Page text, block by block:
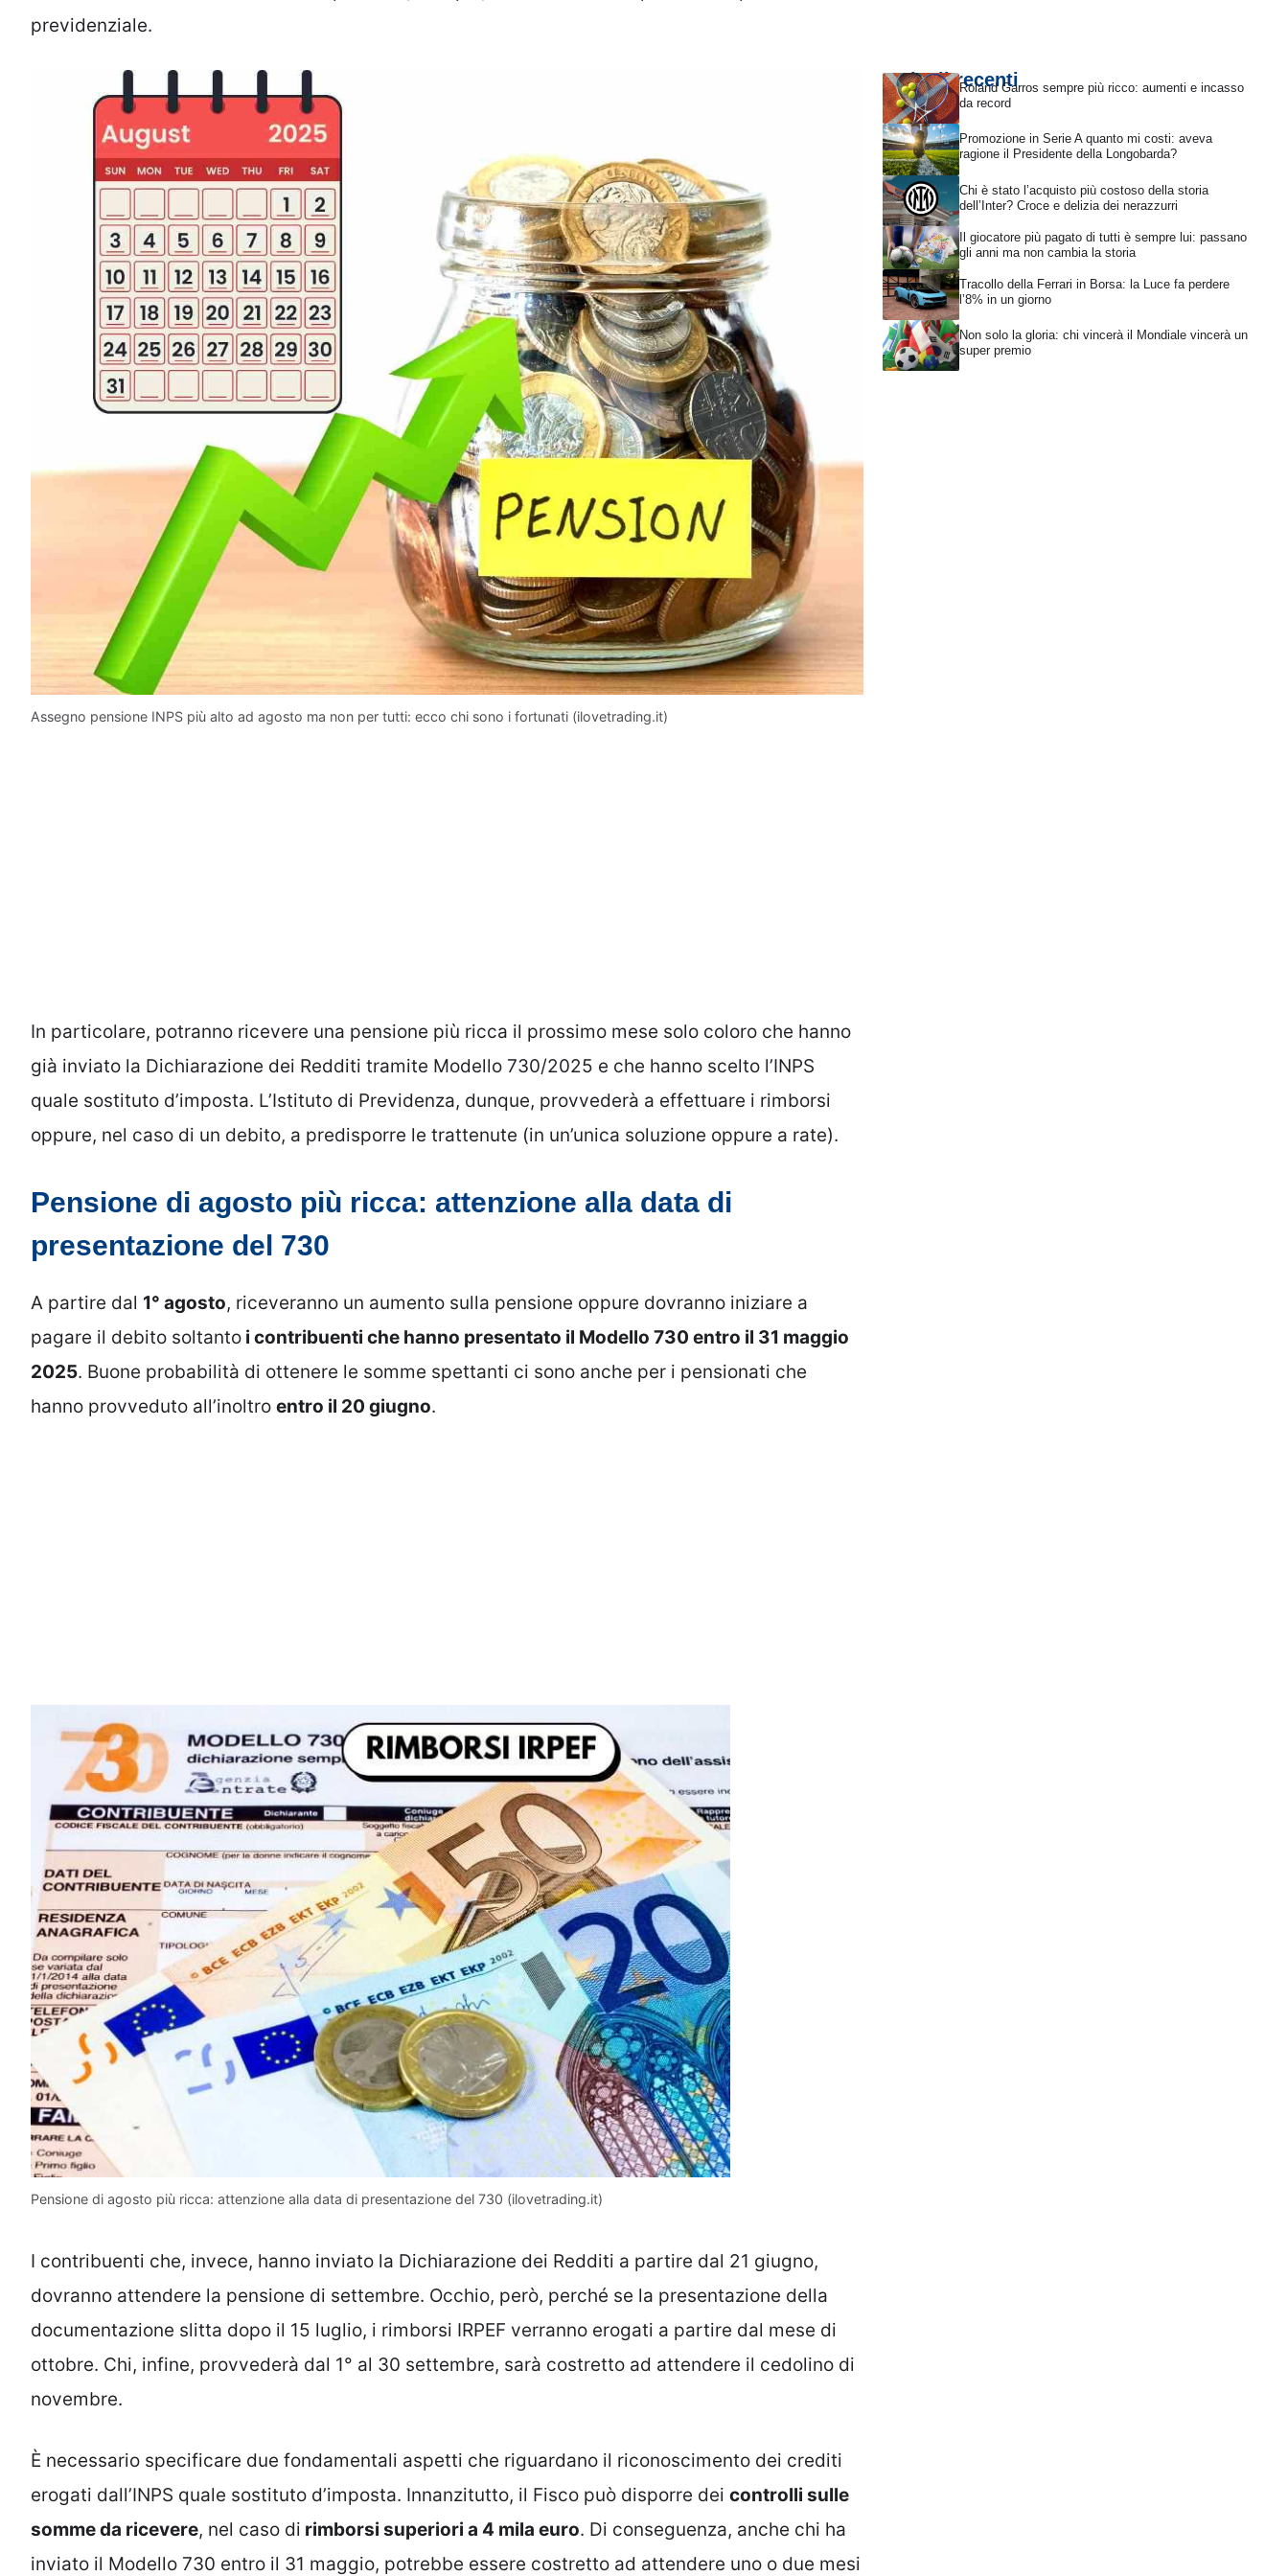
previdenziale.
Assegno pensione INPS più alto ad agosto ma non per tutti: ecco chi sono i fortunati (ilovetrading.it)
In particolare, potranno ricevere una pensione più ricca il prossimo mese solo coloro che hanno
già inviato la Dichiarazione dei Redditi tramite Modello 730/2025 e che hanno scelto l’INPS
quale sostituto d’imposta. L’Istituto di Previdenza, dunque, provvederà a effettuare i rimborsi
oppure, nel caso di un debito, a predisporre le trattenute (in un’unica soluzione oppure a rate).
Pensione di agosto più ricca: attenzione alla data di
presentazione del 730
A partire dal 1° agosto, riceveranno un aumento sulla pensione oppure dovranno iniziare a
pagare il debito soltanto i contribuenti che hanno presentato il Modello 730 entro il 31 maggio
2025. Buone probabilità di ottenere le somme spettanti ci sono anche per i pensionati che
hanno provveduto all’inoltro entro il 20 giugno.
Pensione di agosto più ricca: attenzione alla data di presentazione del 730 (ilovetrading.it)
I contribuenti che, invece, hanno inviato la Dichiarazione dei Redditi a partire dal 21 giugno,
dovranno attendere la pensione di settembre. Occhio, però, perché se la presentazione della
documentazione slitta dopo il 15 luglio, i rimborsi IRPEF verranno erogati a partire dal mese di
ottobre. Chi, infine, provvederà dal 1° al 30 settembre, sarà costretto ad attendere il cedolino di
novembre.
È necessario specificare due fondamentali aspetti che riguardano il riconoscimento dei crediti
erogati dall’INPS quale sostituto d’imposta. Innanzitutto, il Fisco può disporre dei controlli sulle
somme da ricevere, nel caso di rimborsi superiori a 4 mila euro. Di conseguenza, anche chi ha
inviato il Modello 730 entro il 31 maggio, potrebbe essere costretto ad attendere uno o due mesi
Articoli recentiRoland Garros sempre più ricco: aumenti e incasso
da record
Promozione in Serie A quanto mi costi: aveva
ragione il Presidente della Longobarda?
Chi è stato l’acquisto più costoso della storia
dell’Inter? Croce e delizia dei nerazzurri
Il giocatore più pagato di tutti è sempre lui: passano
gli anni ma non cambia la storia
Tracollo della Ferrari in Borsa: la Luce fa perdere
l’8% in un giorno
Non solo la gloria: chi vincerà il Mondiale vincerà un
super premio